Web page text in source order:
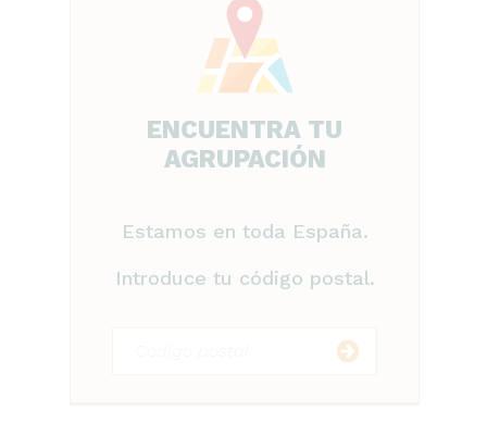
ENCUENTRA TU
AGRUPACIÓN
Estamos en toda España.
Introduce tu código postal.